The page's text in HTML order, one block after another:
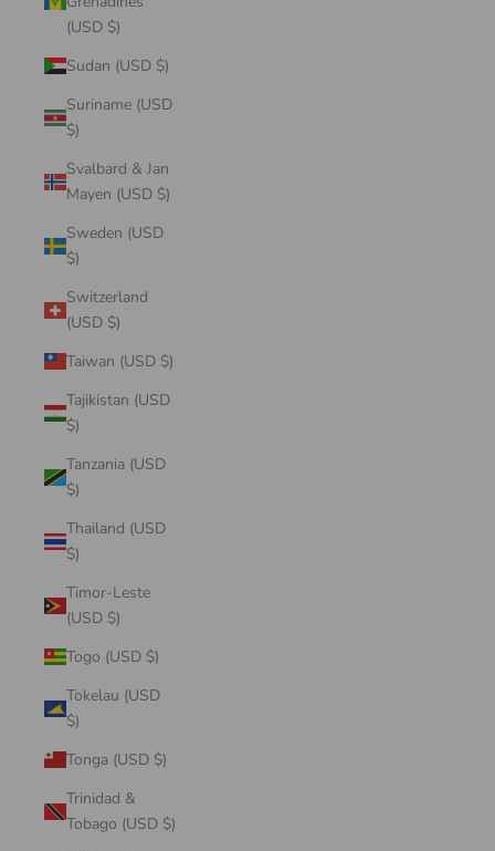
(USD $)
Sudan (USD $)
Suriname (USD
$)
Svalbard & Jan
Mayen (USD $)
Sweden (USD
$)
Switzerland
(USD $)
Taiwan (USD $)
Tajikistan (USD
$)
Tanzania (USD
$)
Thailand (USD
$)
Timor-Leste
(USD $)
Togo (USD $)
Tokelau (USD
$)
Tonga (USD $)
Trinidad &
Tobago (USD $)